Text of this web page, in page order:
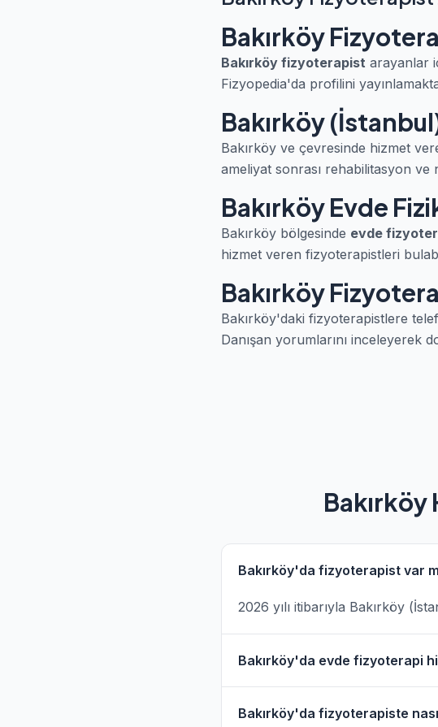
Bakırköy
Bakırköy fizyoterapist arayanlar
Fizyopedia'da profilini
Bakırköy
Bakırköy ve çevresinde hizmet
ameliyat sonrası rehabilitasyon ve
Bakırköy Evde
Bakırköy bölgesinde evde
hizmet veren fizyoterapistleri
Bakırköy
Bakırköy'daki fizyoterapistlere
Danışan yorumlarını inceleyerek
Bakırköy
Bakırköy'da fizyoterapist var
2026 yılı itibarıyla Bakırköy
Bakırköy'da evde fizyoterapi
hizmet filtresini kullanarak bu
Bakırköy'da fizyoterapiste